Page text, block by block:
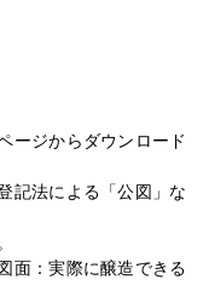
ージからダウンロード
記法による「公図」な
面：実際に醸造できる